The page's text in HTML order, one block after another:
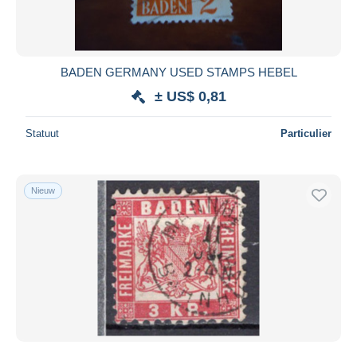
BADEN GERMANY USED STAMPS HEBEL
± US$ 0,81
Statuut Particulier
Nieuw